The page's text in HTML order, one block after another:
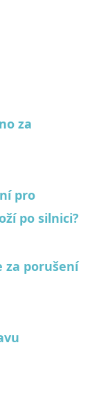
za
pro
po silnici?
za porušení